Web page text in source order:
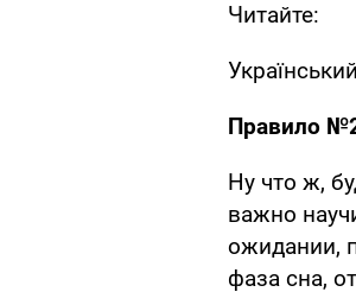
Читайте:
Правило
Ну что ж,
важно
ожидании,
фаза сна,